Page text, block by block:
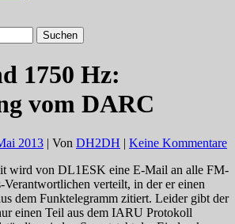
1750 Hz:
vom DARC
2013 | Von DH2DH | Keine Kommentare
wird von DL1ESK eine E-Mail an alle FM-
Verantwortlichen verteilt, in der er einen
dem Funktelegramm zitiert. Leider gibt der
einen Teil aus dem IARU Protokoll